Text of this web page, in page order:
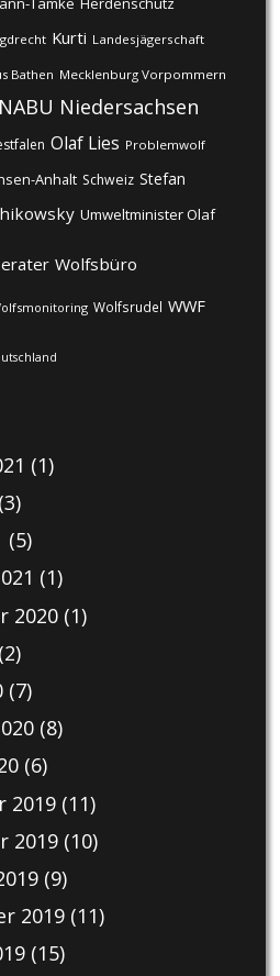
Kurti Landesjägerschaft
Bathen Mecklenburg Vorpommern
NABU Niedersachsen
Olaf Lies Problemwolf
Anhalt Schweiz Stefan
Umweltminister Olaf
Wolfsbüro
Wolfsrudel WWF
(1)
(3)
(5)
(1)
2020(1)
(7)
(8)
(6)
2019(11)
2019(10)
(9)
2019(11)
(15)